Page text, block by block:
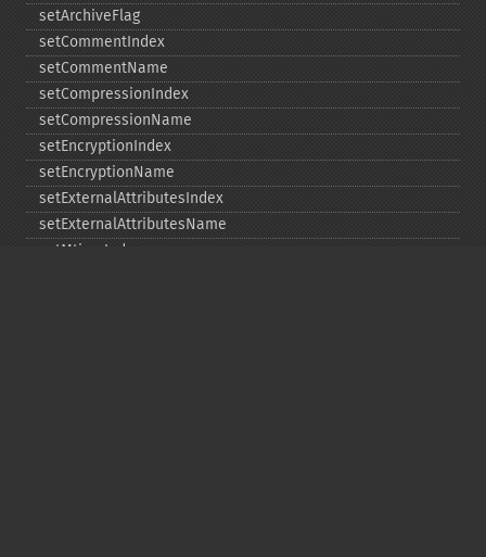
setArchiveFlag
setCommentIndex
setCommentName
setCompressionIndex
setCompressionName
setEncryptionIndex
setEncryptionName
setExternalAttributesIndex
setExternalAttributesName
setMtimeIndex